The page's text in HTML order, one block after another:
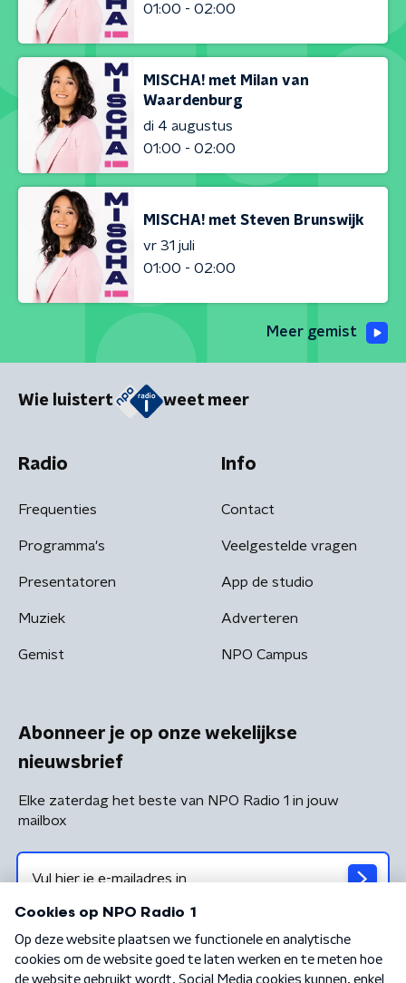
01:00 - 02:00
MISCHA! met Milan van
Waardenburg
di 4 augustus
01:00 - 02:00
MISCHA! met Steven Brunswijk
vr 31 juli
01:00 - 02:00
Meer gemist
Wie luistert weet meer
Radio
Frequenties
Programma's
Presentatoren
Muziek
Gemist
Info
Contact
Veelgestelde vragen
App de studio
Adverteren
NPO Campus
Abonneer je op onze wekelijkse
nieuwsbrief
Elke zaterdag het beste van NPO Radio 1 in jouw
mailbox